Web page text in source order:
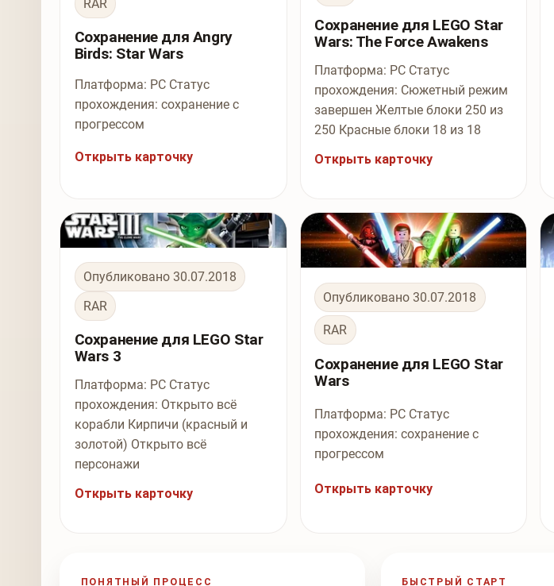
RAR
Сохранение для Angry
Birds: Star Wars
Платформа: PC Статус
прохождения: сохранение с
прогрессом
Открыть карточку
Сохранение для LEGO Star
Wars: The Force Awakens
Платформа: PC Статус
прохождения: Сюжетный режим
завершен Желтые блоки 250 из
250 Красные блоки 18 из 18
Открыть карточку
Опубликовано 30.07.2018
RAR
Сохранение для LEGO Star
Wars 3
Платформа: PC Статус
прохождения: Открыто всё
корабли Кирпичи (красный и
золотой) Открыто всё
персонажи
Открыть карточку
Опубликовано 30.07.2018
RAR
Сохранение для LEGO Star
Wars
Платформа: PC Статус
прохождения: сохранение с
прогрессом
Открыть карточку
ПОНЯТНЫЙ ПРОЦЕСС БЫСТРЫЙ СТАРТ